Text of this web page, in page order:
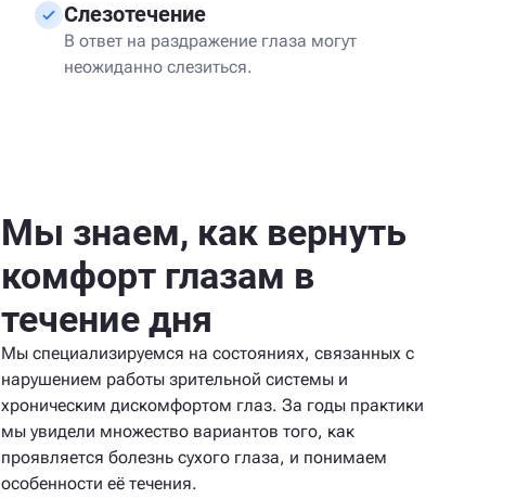
Слезотечение
В ответ на раздражение глаза могут
неожиданно слезиться.
Мы знаем, как вернуть
комфорт глазам в
течение дня
Мы специализируемся на состояниях, связанных с
нарушением работы зрительной системы и
хроническим дискомфортом глаз. За годы практики
мы увидели множество вариантов того, как
проявляется болезнь сухого глаза, и понимаем
особенности её течения.